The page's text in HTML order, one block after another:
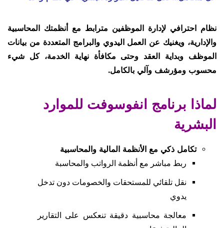
نظام احترافي لإدارة الموظفين مترابط مع أنظمتك المحاسبية
والإدارية، ويغنيك عن العمل اليدوي والبرامج المتعددة من بيانات
الموظف وبداية العقد وحتى مكافأة نهاية الخدمة، كل شيء
محسوب ومؤرشف وآلي بالكامل.
لماذا برنامج انفوسوفت للموارد
البشرية
تكامل ذكي مع الأنظمة المالية والمحاسبية
ربط مباشر مع أنظمة الرواتب والمحاسبة
نقل تلقائي للمستحقات والخصومات دون تدخل
يدوي
معالجة محاسبية دقيقة تنعكس على التقارير